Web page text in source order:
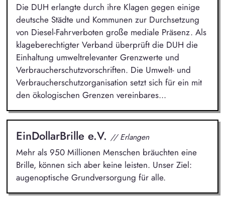
Die DUH erlangte durch ihre Klagen gegen einige
deutsche Städte und Kommunen zur Durchsetzung
von Diesel-Fahrverboten große mediale Präsenz. Als
klageberechtigter Verband überprüft die DUH die
Einhaltung umweltrelevanter Grenzwerte und
Verbraucherschutzvorschriften. Die Umwelt- und
Verbraucherschutzorganisation setzt sich für ein mit
den ökologischen Grenzen vereinbares...
EinDollarBrille e.V. // Erlangen
Mehr als 950 Millionen Menschen bräuchten eine
Brille, können sich aber keine leisten. Unser Ziel:
augenoptische Grundversorgung für alle.